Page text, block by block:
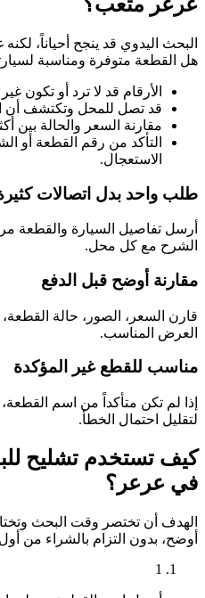
البحث اليدوي قد ينجح أحياناً،
هل القطعة متوفرة ومناسبة
الأرقام قد لا ترد أو تكون
قد تصل للمحل وتكتشف أن
مقارنة السعر والحالة بين
التأكد من رقم القطعة أو
الاستعجال.
طلب واحد بدل اتصالات
أرسل تفاصيل السيارة والقطعة
الشرح مع كل محل.
مقارنة أوضح قبل الدفع
قارن السعر، الصور، حالة
العرض المناسب.
مناسب للقطع غير المؤكدة
إذا لم تكن متأكداً من اسم
لتقليل احتمال الخطأ.
كيف تستخدم تشليح
في عرعر؟
الهدف أن تختصر وقت البحث
أوضح، بدون التزام بالشراء من
1